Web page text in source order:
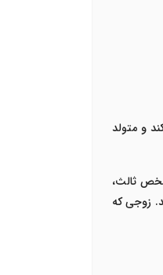
و متولد
ثالث،
زوجی که